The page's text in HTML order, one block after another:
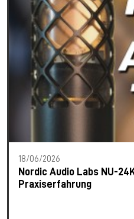
18/06/2026
Nordic Audio Labs NU-
Praxiserfahrung